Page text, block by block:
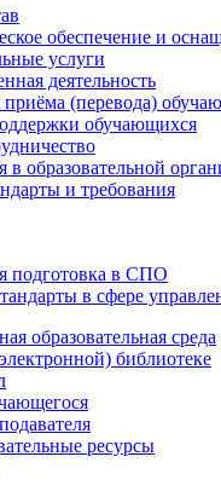
обеспечение и
услуги
деятельность
(перевода)
обучающихся
образовательной
и требования
подготовка в СПО
в сфере
образовательная среда
библиотеке
ресурсы